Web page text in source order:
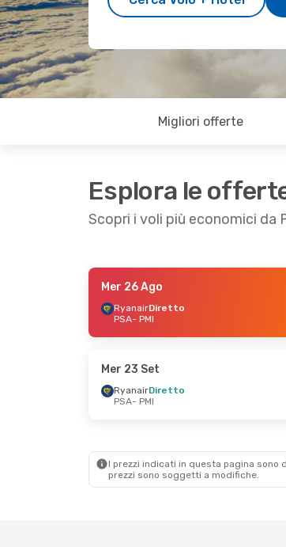
Migliori offerte
Esplora le
Scopri i voli più economici da
- Ven 23 Ott
- Gio 3 Set
Mer 26 Ago
RyanairDiretto
PSA- PMI
Mer 23 Set
RyanairDiretto
PSA- PMI
I prezzi indicati in questa pagina
prezzi sono soggetti a modifiche.